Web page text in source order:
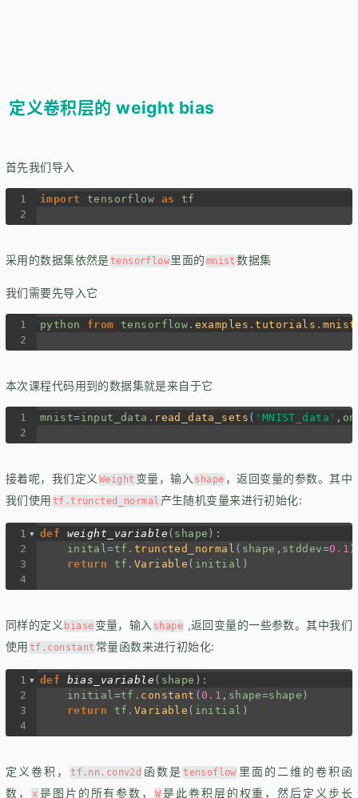
定义卷积层的 weight bias
首先我们导入
1 import tensorflow as
tf
2
采用的数据集依然是tensorflow里面的 mnist 数据集
我们需要先导入它
1 python from tensorflow . examples .tutorials . mnist
2
本次课程代码用到的数据集就是来自于它
1 mnist=input_data . read_data_sets ( 'MNIST_data' ,
2
接着呢，我们定义 Weight 变量，输入 shape ，返回变量的参数。其中
我们使用 tf.truncted_normal 产生随机变量来进行初始化:
1 def weight_variable ( shape ):
2
inital=tf . truncted_normal ( shape , stddev=0.1 )
3
return tf . Variable ( initial )
4
同样的定义 biase 变量，输入 shape ,返回变量的一些参数。其中我们
使用 tf.constant 常量函数来进行初始化:
1 def bias_variable ( shape ):
2
initial=tf . constant (0.1 , shape=shape )
3
return tf . Variable ( initial )
4
定义卷积， tf.nn.conv2d 函数是 tensoflow 里面的二维的卷积函
数，
x 是图片的所有参数， W 是此卷积层的权重，然后定义步长